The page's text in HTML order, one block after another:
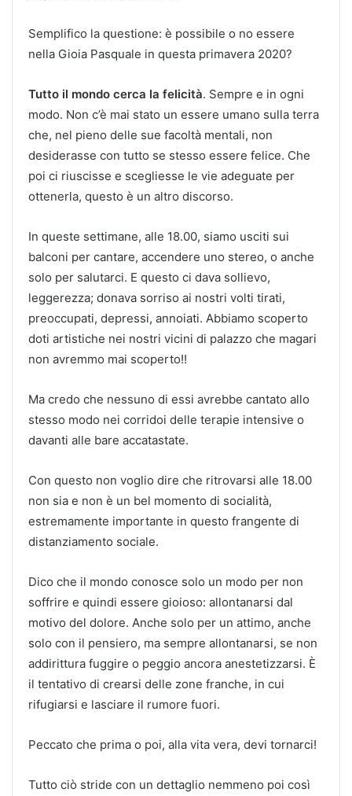
Semplifico la questione: è possibile o no essere
nella Gioia Pasquale in questa primavera 2020?
Tutto il mondo cerca la felicità. Sempre e in ogni
modo. Non c’è mai stato un essere umano sulla terra
che, nel pieno delle sue facoltà mentali, non
desiderasse con tutto se stesso essere felice. Che
poi ci riuscisse e scegliesse le vie adeguate per
ottenerla, questo è un altro discorso.
In queste settimane, alle 18.00, siamo usciti sui
balconi per cantare, accendere uno stereo, o anche
solo per salutarci. E questo ci dava sollievo,
leggerezza; donava sorriso ai nostri volti tirati,
preoccupati, depressi, annoiati. Abbiamo scoperto
doti artistiche nei nostri vicini di palazzo che magari
non avremmo mai scoperto!!
Ma credo che nessuno di essi avrebbe cantato allo
stesso modo nei corridoi delle terapie intensive o
davanti alle bare accatastate.
Con questo non voglio dire che ritrovarsi alle 18.00
non sia e non è un bel momento di socialità,
estremamente importante in questo frangente di
distanziamento sociale.
Dico che il mondo conosce solo un modo per non
soffrire e quindi essere gioioso: allontanarsi dal
motivo del dolore. Anche solo per un attimo, anche
solo con il pensiero, ma sempre allontanarsi, se non
addirittura fuggire o peggio ancora anestetizzarsi. È
il tentativo di crearsi delle zone franche, in cui
rifugiarsi e lasciare il rumore fuori.
Peccato che prima o poi, alla vita vera, devi tornarci!
Tutto ciò stride con un dettaglio nemmeno poi così